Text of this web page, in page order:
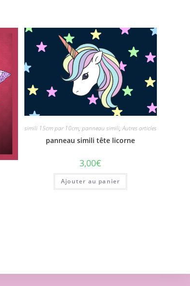
simili 15cm par 10cm,panneau simili,Autres articles
panneau simili tête licorne
3,00€
Ajouter au panier